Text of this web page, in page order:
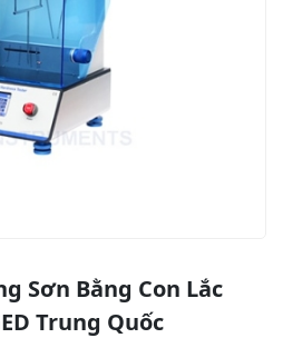
Sơn Bằng Con Lắc
Trung Quốc